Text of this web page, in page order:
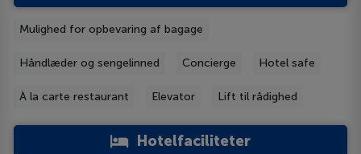
Mulighed for opbevaring af bagage
Håndlæder og sengelinned Concierge Hotel safe
À la carte restaurant Elevator Lift til rådighed
Hotelfaciliteter